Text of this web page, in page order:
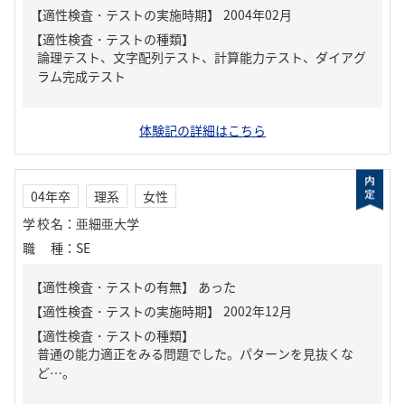
【適性検査・テストの種類】
論理テスト、文字配列テスト、計算能力テスト、ダイアグ
ラム完成テスト
体験記の詳細はこちら
04年卒 理系
女性
学校名 ： 亜細亜大学
職種 ： SE
【適性検査・テストの有無】 あった
【適性検査・テストの種類】
普通の能力適正をみる問題でした。パターンを見抜くな
ど…。